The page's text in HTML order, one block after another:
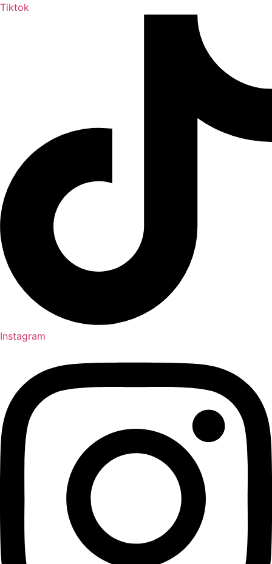
Tiktok
Instagram